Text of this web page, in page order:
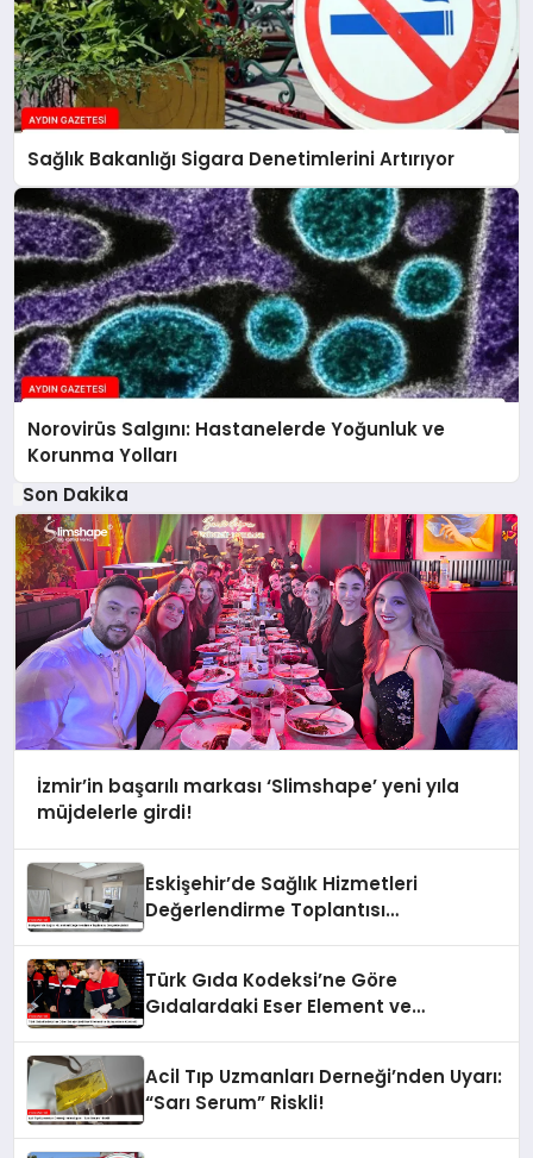
Sağlık Bakanlığı Sigara Denetimlerini Artırıyor
Norovirüs Salgını: Hastanelerde Yoğunluk ve
Korunma Yolları
Son Dakika
İzmir’in başarılı markası ‘Slimshape’ yeni yıla
müjdelerle girdi!
Eskişehir’de Sağlık Hizmetleri
Değerlendirme Toplantısı
Türk Gıda Kodeksi’ne Göre
Gıdalardaki Eser Element ve
Acil Tıp Uzmanları Derneği’nden Uyarı:
“Sarı Serum” Riskli!